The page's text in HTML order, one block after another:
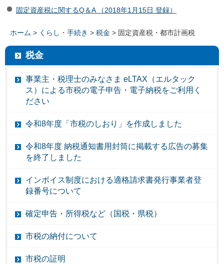
固定資産税に関するQ＆A （2018年1月15日 登録）
ホーム > くらし・手続き > 税金 > 固定資産税・都市計画税
税金
事業主・税理士のみなさま eLTAX（エルタック
ス）による市税の電子申告・電子納税をご利用く
ださい
令和8年度「市税のしおり」を作成しました
令和8年度 納税通知書用封筒に掲載する広告の募集
を終了しました
インボイス制度における適格請求書発行事業者登
録番号について
確定申告・所得税など（国税・県税）
市税の納付について
市税の証明